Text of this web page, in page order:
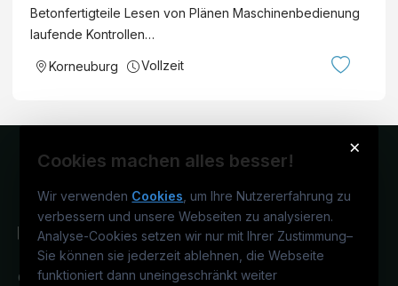
Betonfertigteile Lesen von Plänen Maschinenbedienung
laufende Kontrollen…
Korneuburg Vollzeit
×
Cookies machen alles besser!
Wir verwenden Cookies , um Ihre Nutzererfahrung zu
verbessern und unsere Webseiten zu analysieren.
Analyse-Cookies setzen wir nur mit Ihrer Zustimmung–
Sie können sie jederzeit ablehnen, die Webseite
funktioniert dann uneingeschränkt weiter
Österreichs IT-Karriereportal.Ein